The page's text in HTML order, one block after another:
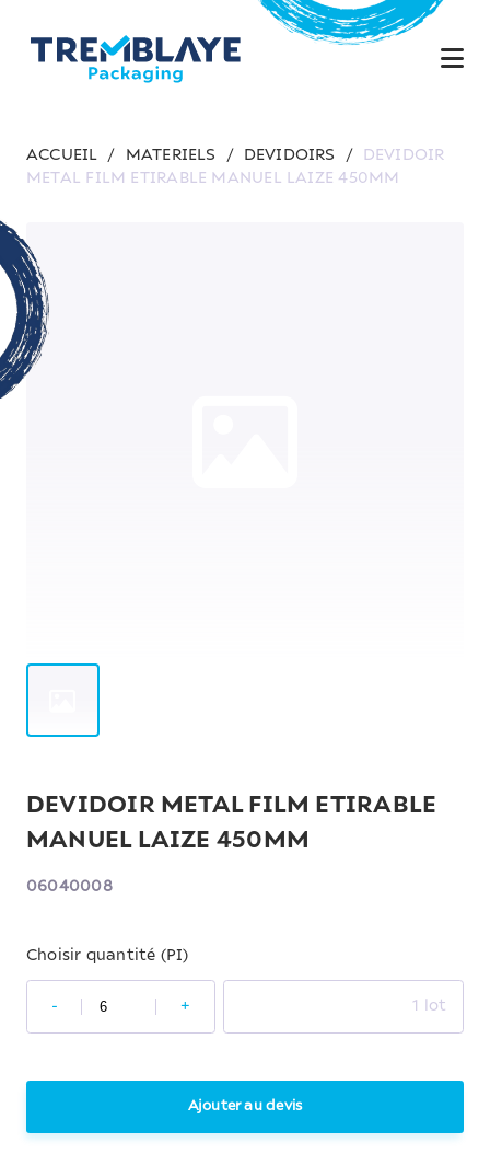
ACCUEIL / MATERIELS / DEVIDOIRS /
DEVIDOIR
METAL FILM ETIRABLE MANUEL LAIZE 450MM
DEVIDOIR METAL FILM ETIRABLE
MANUEL LAIZE 450MM
06040008
Choisir quantité (PI)
- + 1 lot
Ajouter au devis